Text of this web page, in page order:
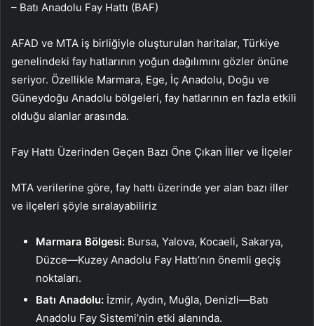
– Batı Anadolu Fay Hattı (BAF)
AFAD ve MTA iş birliğiyle oluşturulan haritalar, Türkiye
genelindeki fay hatlarının yoğun dağılımını gözler önüne
seriyor. Özellikle Marmara, Ege, İç Anadolu, Doğu ve
Güneydoğu Anadolu bölgeleri, fay hatlarının en fazla etkili
olduğu alanlar arasında.
Fay Hattı Üzerinden Geçen Bazı Öne Çıkan İller ve İlçeler
MTA verilerine göre, fay hattı üzerinde yer alan bazı iller
ve ilçeleri şöyle sıralayabiliriz
Marmara Bölgesi: Bursa, Yalova, Kocaeli, Sakarya,
Düzce—Kuzey Anadolu Fay Hattı’nın önemli geçiş
noktaları.
Batı Anadolu: İzmir, Aydın, Muğla, Denizli—Batı
Anadolu Fay Sistemi’nin etki alanında.